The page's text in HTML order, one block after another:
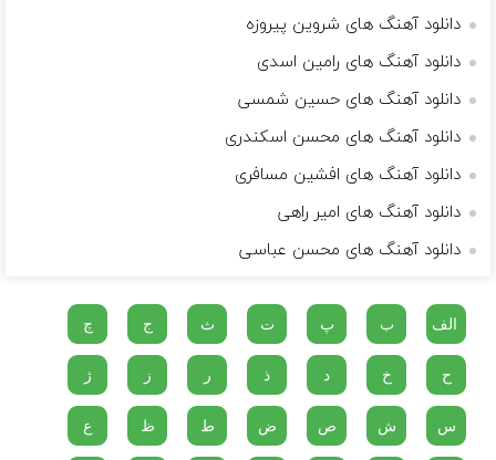
دانلود آهنگ های شروین پیروزه
دانلود آهنگ های رامین اسدی
دانلود آهنگ های حسین شمسی
دانلود آهنگ های محسن اسکندری
دانلود آهنگ های افشین مسافری
دانلود آهنگ های امیر راهی
دانلود آهنگ های محسن عباسی
الف ب پ ت ث ج چ
ح خ د ذ ر ز ژ
س ش ص ض ط ظ ع